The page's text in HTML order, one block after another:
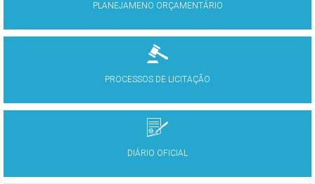
PLANEJAMENO ORÇAMENTÁRIO
PROCESSOS DE LICITAÇÃO
DIÁRIO OFICIAL